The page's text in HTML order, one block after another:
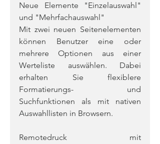
Neue Elemente "Einzelauswahl"
und "Mehrfachauswahl"
Mit zwei neuen Seitenelementen
können Benutzer eine oder
mehrere Optionen aus einer
Werteliste auswählen. Dabei
erhalten Sie flexiblere
Formatierungs- und
Suchfunktionen als mit nativen
Auswahllisten in Browsern.
Remotedruck mit